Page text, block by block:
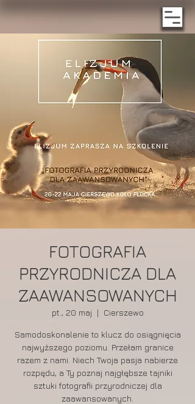
FOTOGRAFIA
PRZYRODNICZA DLA
ZAAWANSOWANYCH
pt., 20 maj
  |
Cierszewo
Samodoskonalenie to klucz do osiągnięcia
najwyższego poziomu. Przełam granice
razem z nami. Niech Twoja pasja nabierze
rozpędu, a Ty poznaj najgłębsze tajniki
sztuki fotografii przyrodniczej dla
zaawansowanych.